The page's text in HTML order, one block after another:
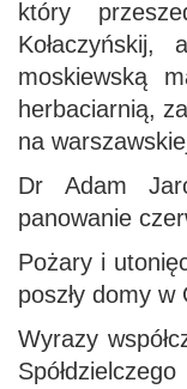
który
moskiewską
herbaciarnią,
na
Dr Adam
panowanie
Pożary i
poszły domy
Wyrazy